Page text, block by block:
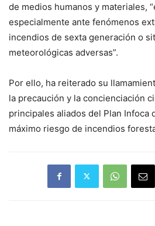
de medios humanos y materiales,
especialmente ante fenómenos
incendios de sexta generación o
meteorológicas adversas”.
Por ello, ha reiterado su
la precaución y la concienciación
principales aliados del Plan Infoca
máximo riesgo de incendios